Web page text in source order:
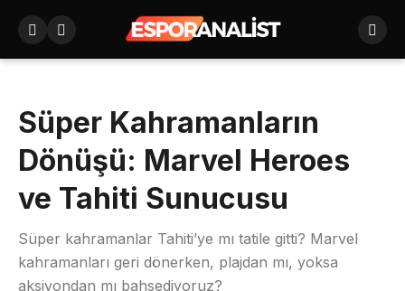
Süper Kahramanların
Dönüşü: Marvel Heroes
ve Tahiti Sunucusu
Süper kahramanlar Tahiti’ye mı tatile gitti? Marvel
kahramanları geri dönerken, plajdan mı, yoksa
aksiyondan mı bahsediyoruz?